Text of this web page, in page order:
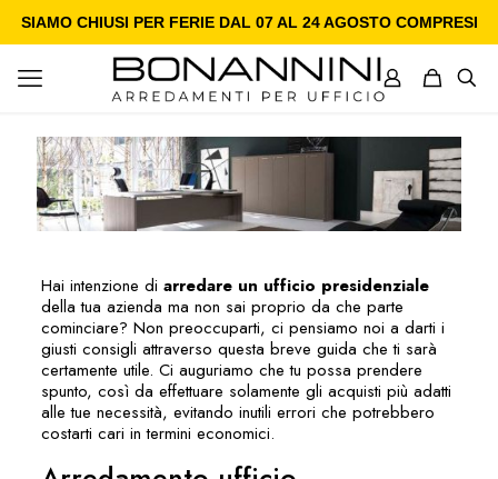
SIAMO CHIUSI PER FERIE DAL 07 AL 24 AGOSTO COMPRESI
Hai intenzione di arredare un ufficio presidenziale
della tua azienda ma non sai proprio da che parte
cominciare? Non preoccuparti, ci pensiamo noi a darti i
giusti consigli attraverso questa breve guida che ti sarà
certamente utile. Ci auguriamo che tu possa prendere
spunto, così da effettuare solamente gli acquisti più adatti
alle tue necessità, evitando inutili errori che potrebbero
costarti cari in termini economici.